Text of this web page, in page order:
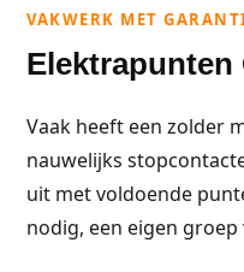
VAKWERK MET
Elektrapunten
Vaak heeft een zolder
nauwelijks
uit met voldoende
nodig, een eigen